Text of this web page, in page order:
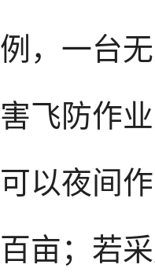
例，一台
害飞防作
可以夜间
百亩；若